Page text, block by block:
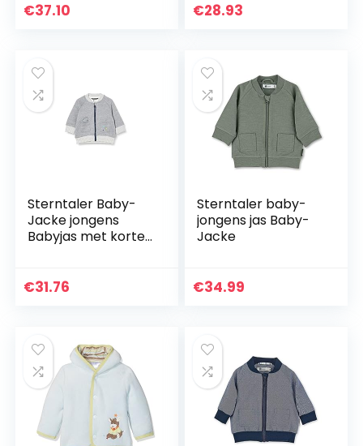
€37.10 €28.93
Sterntaler Baby-
Jacke jongens
Babyjas met korte
€31.76
Sterntaler baby-
jongens jas Baby-
Jacke
€34.99